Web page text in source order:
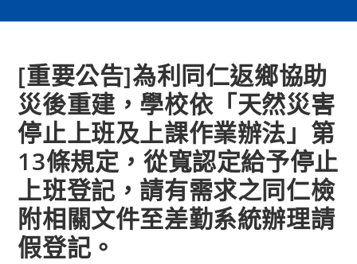
[重要公告]為利同仁返鄉協助
災後重建，學校依「天然災害
停止上班及上課作業辦法」第
13條規定，從寬認定給予停止
上班登記，請有需求之同仁檢
附相關文件至差勤系統辦理請
假登記。